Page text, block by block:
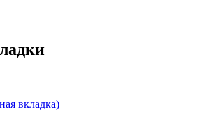
вкладка)